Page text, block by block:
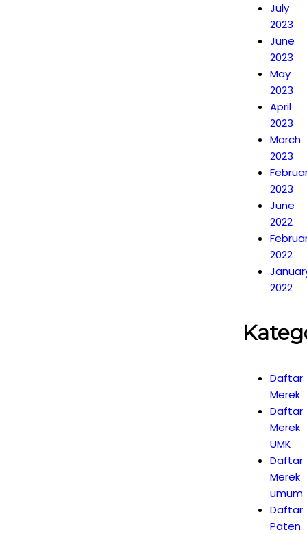
July
2023
June
2023
May
2023
April
2023
March
2023
2023
June
2022
2022
2022
Daftar
Merek
Daftar
Merek
UMK
Daftar
Merek
umum
Daftar
Paten